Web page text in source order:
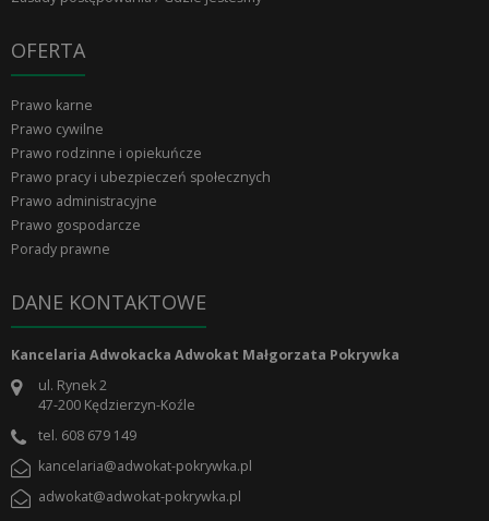
OFERTA
Prawo karne
Prawo cywilne
Prawo rodzinne i opiekuńcze
Prawo pracy i ubezpieczeń społecznych
Prawo administracyjne
Prawo gospodarcze
Porady prawne
DANE KONTAKTOWE
Kancelaria Adwokacka Adwokat Małgorzata Pokrywka
ul. Rynek 2
47-200 Kędzierzyn-Koźle
tel. 608 679 149
kancelaria@adwokat-pokrywka.pl
adwokat@adwokat-pokrywka.pl